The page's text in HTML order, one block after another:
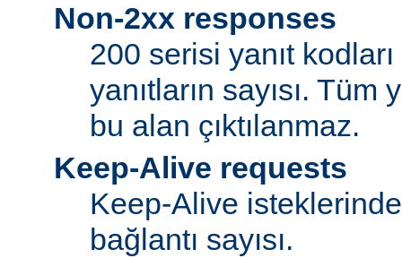
Non-2xx responses
200 serisi yanıt
yanıtların sayısı. Tüm
bu alan çıktılanmaz.
Keep-Alive requests
Keep-Alive
bağlantı sayısı.